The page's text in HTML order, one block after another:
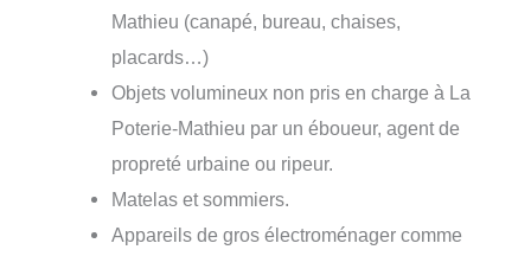
Mathieu (canapé, bureau, chaises,
placards…)
Objets volumineux non pris en charge à La
Poterie-Mathieu par un éboueur, agent de
propreté urbaine ou ripeur.
Matelas et sommiers.
Appareils de gros électroménager comme